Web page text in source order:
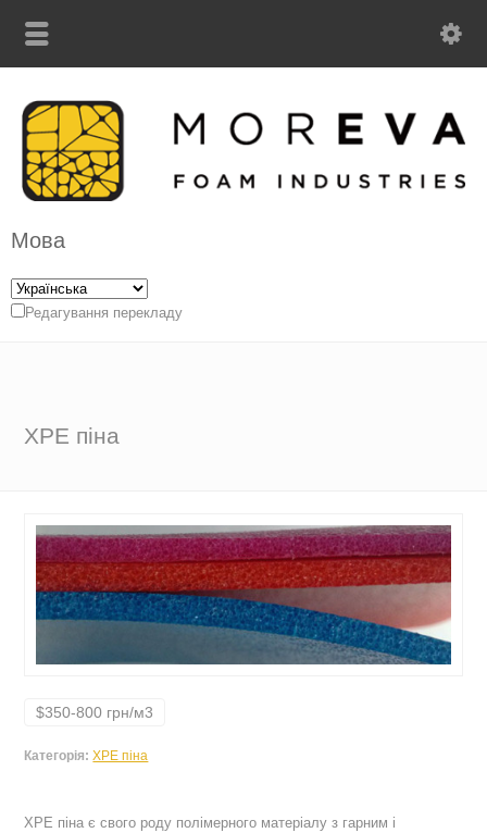
Мова
Редагування перекладу
XPE піна
$350-800 грн/м3
Категорія: XPE піна
XPE піна є свого роду полімерного матеріалу з гарним і